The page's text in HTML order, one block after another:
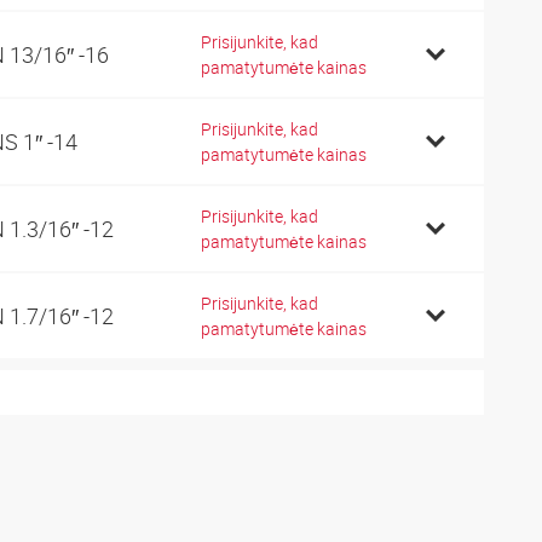
13/16″ -16
Prisijunkite, kad
pamatytumėte kainas
1″ -14
Prisijunkite, kad
pamatytumėte kainas
1.3/16″ -12
Prisijunkite, kad
pamatytumėte kainas
1.7/16″ -12
Prisijunkite, kad
pamatytumėte kainas